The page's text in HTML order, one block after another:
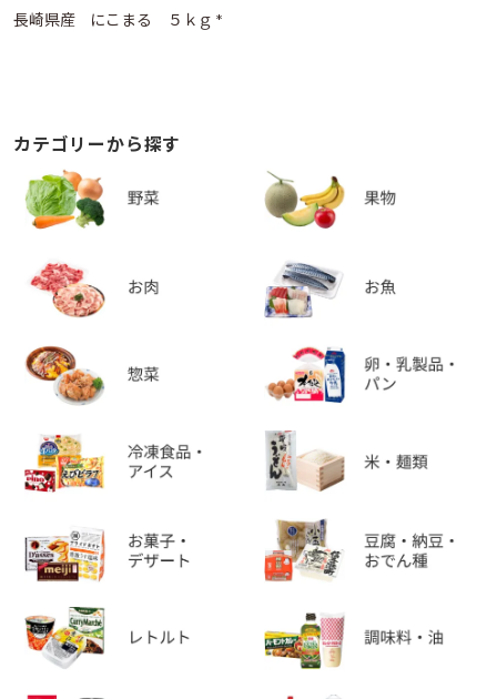
長崎県産 にこまる ５ｋｇ *
カテゴリーから探す